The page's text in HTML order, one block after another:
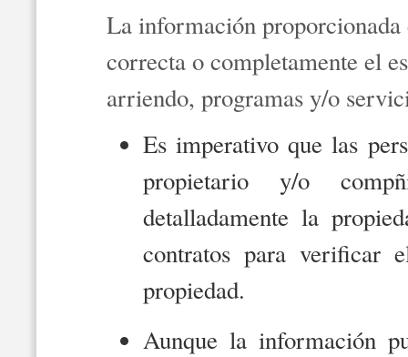
La información proporcionada
correcta o completamente el
arriendo, programas y/o
Es imperativo que las
propietario y/o
detalladamente la
contratos para verificar
propiedad.
Aunque la información